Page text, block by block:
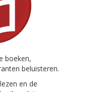
boeken,
beluisteren.
en de